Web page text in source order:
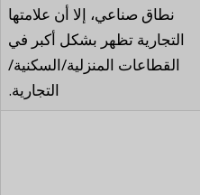
نطاق صناعي، إلا أن علامتها
التجارية تظهر بشكل أكبر في
القطاعات المنزلية/السكنية/
التجارية.